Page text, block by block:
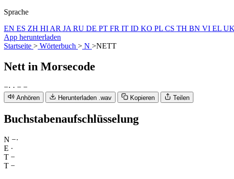
Sprache
EN ES ZH HI AR JA RU DE PT FR IT ID KO PL CS TH BN VI EL UK
App herunterladen
Startseite > Wörterbuch > N >NETT
Nett in Morsecode
−· · − −
Anhören Herunterladen .wav Kopieren Teilen
Buchstabenaufschlüsselung
N −·
E ·
T −
T −